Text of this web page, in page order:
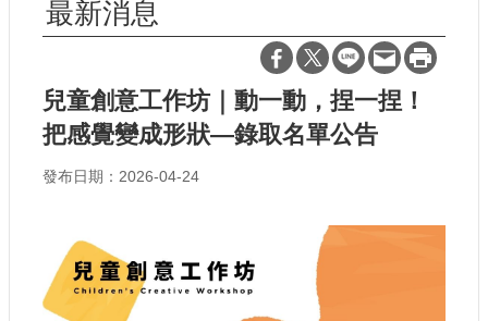
最新消息
兒童創意工作坊｜動一動，捏一捏！
把感覺變成形狀—錄取名單公告
發布日期：2026-04-24